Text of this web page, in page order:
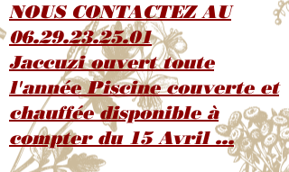
NOUS CONTACTEZ AU
06.29.23.25.01
Jaccuzi ouvert toute
l'année Piscine couverte et
chauffée disponible à
compter du 15 Avril ...